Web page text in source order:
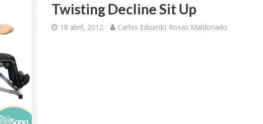
Twisting Decline Sit Up
18 abril, 2012 Carlos Eduardo Rosas Maldonado